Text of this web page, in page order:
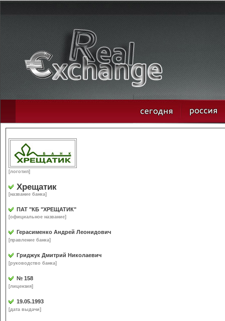
[логотип]
Хрещатик
[название банка]
ПАТ "КБ "ХРЕЩАТИК"
[официальное название]
Герасименко Андрей Леонидович
[правление банка]
Гриджук Дмитрий Николаевич
[руководство банка]
№ 158
[лицензия]
19.05.1993
[дата выдачи]